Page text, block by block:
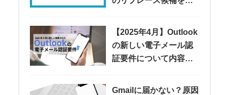
【2025年4月】Outlook
の新しい電子メール認
証要件について内容や
Gmailに届かない？原因